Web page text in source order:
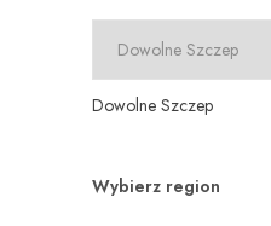
Dowolne Szczep
Wybierz region